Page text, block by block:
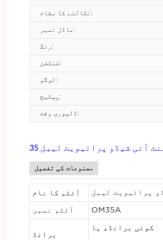
نکالنے کا مقام:
ماڈل نمبر:
رنگ:
فنکشن:
لوگو:
پیکیج:
ڈلیوری وقت:
آئی شیڈو پرائیویٹ لیبل
مصنوعات کی تفصیل
آئٹم کا نام پرائیویٹ لیبل
آئٹم نمبر OM35A
برانڈ